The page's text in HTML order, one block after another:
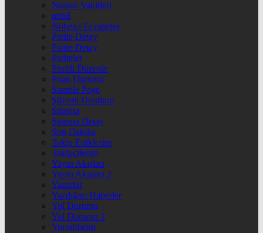
Namaz Vakitleri
nnbil
Nöbetçi Eczaneler
Parite Detay
Parite Detay
Pariteler
Profili Düzenle
Puan Durumu
Sample Page
Şifremi Unuttum
Sinema
Sinema Detay
Son Dakika
Takip Ettiklerim
Takipçilerim
Yayın Akışları
Yayın Akışları 2
Yazarlar
Yazdığım Haberler
Yol Durumu
Yol Durumu 2
Yorumlarım